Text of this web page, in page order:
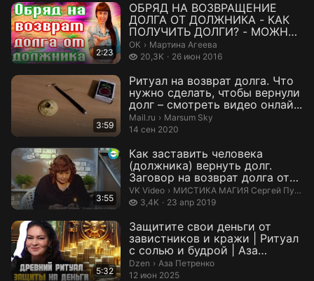
2:23
ОБРЯД НА ВОЗВРАЩЕНИЕ
ДОЛГА ОТ ДОЛЖНИКА - КАК
ПОЛУЧИТЬ ДОЛГИ? - МОЖНО
ЛИ ВЕРНУТЬ ДЕНЬГ...
ОК › Мартина Агеева.
Мартина Агеева
20,3K
20,3 тысяч просмотров
26 июн 2016
3:59
Ритуал на возврат долга. Что
нужно сделать, чтобы вернули
долг – смотреть видео онлай...
Mail.ru › Marsum Sky.
Marsum Sky
14 сен 2020
3:55
Как заставить человека
(должника) вернуть долг.
Заговор на возврат долга от
мага — Ви...
VK Video › МИСТИКА МАГИЯ Сергей
МИСТИКА МАГИЯ Сергей Пушилин
3,4K
3,4 тысяч просмотров
23 апр 2019
5:32
Защитите свои деньги от
завистников и кражи | Ритуал
с солью и будрой | Аза
Петренко ...
Dzen › Аза Петренко.
Аза Петренко
12 июн 2025